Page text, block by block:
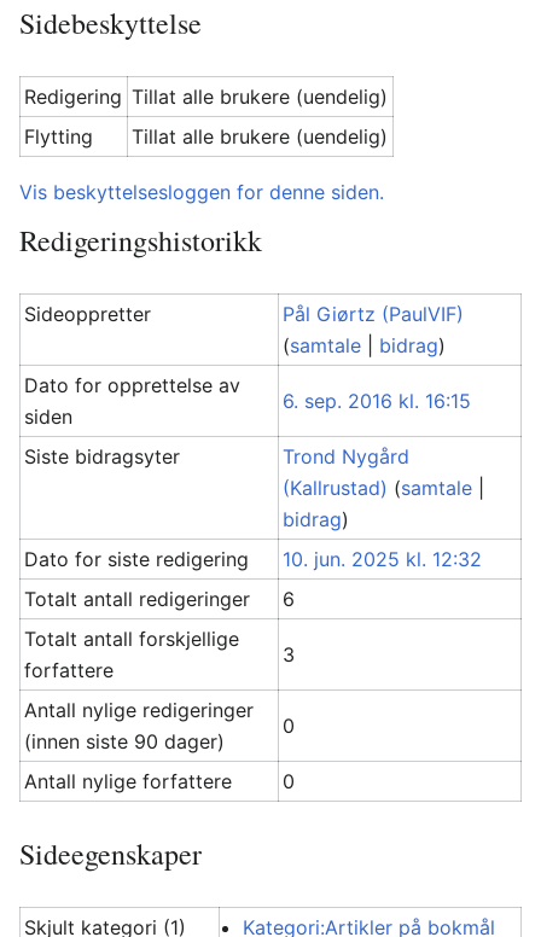
Sidebeskyttelse
Redigering Tillat alle brukere (uendelig)
Flytting
Tillat alle brukere (uendelig)
Vis beskyttelsesloggen for denne siden.
Redigeringshistorikk
Sideoppretter
Pål Giørtz (PaulVIF)
(samtale bidrag)
Dato for opprettelse av
siden
6. sep. 2016 kl. 16:15
Siste bidragsyter
Trond Nygård
(Kallrustad) (samtale
bidrag)
Dato for siste redigering
10. jun. 2025 kl. 12:32
Totalt antall redigeringer
6
Totalt antall forskjellige
forfattere
3
Antall nylige redigeringer
(innen siste 90 dager)
0
Antall nylige forfattere 0
Sideegenskaper
Skjult kategori (1) Kategori:Artikler på bokmål